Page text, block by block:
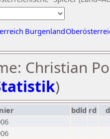
Burgenland
Christian
)
bdld rd